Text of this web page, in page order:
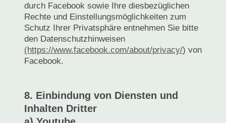
durch Facebook sowie Ihre diesbezüglichen
Rechte und Einstellungsmöglichkeiten zum
Schutz Ihrer Privatsphäre entnehmen Sie bitte
den Datenschutzhinweisen
(https://www.facebook.com/about/privacy/) von
Facebook.
8. Einbindung von Diensten und
Inhalten Dritter